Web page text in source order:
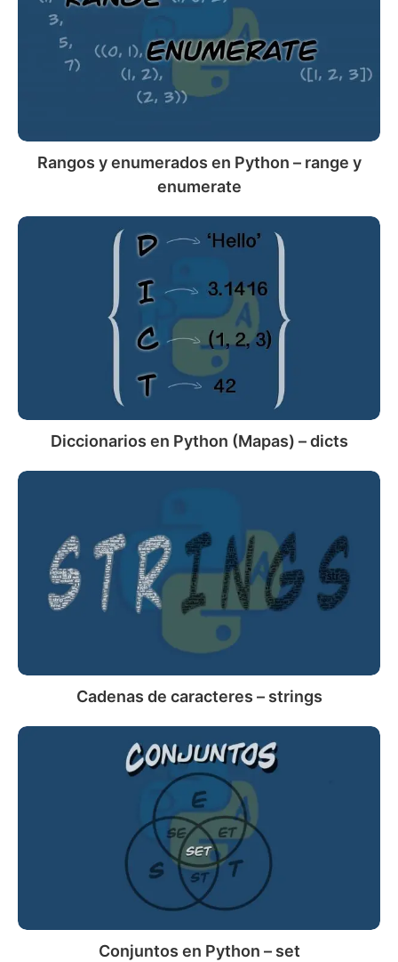
Python
–
range
y
Rangos y enumerados en Python – range y
enumerate
en
(Mapas)
dicts
Diccionarios en Python (Mapas) – dicts
–
strings
Cadenas de caracteres – strings
en
Python
–
set
Conjuntos en Python – set